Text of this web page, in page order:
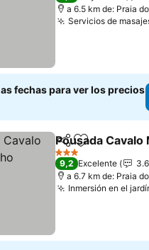
a 6.5 km de: Praia
Servicios de
fechas para ver los precios
CompartirAñadir a
Pousada Cavalo
3 Estrellas
9,2 Excelente
a 6.7 km de: Praia
Inmersión en el